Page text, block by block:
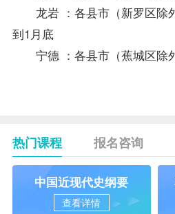
龙岩 ：各县市（新罗区除
到1月底
宁德 ：各县市（蕉城区除
热门课程 报名咨询
中国近现代史纲要
查看详情